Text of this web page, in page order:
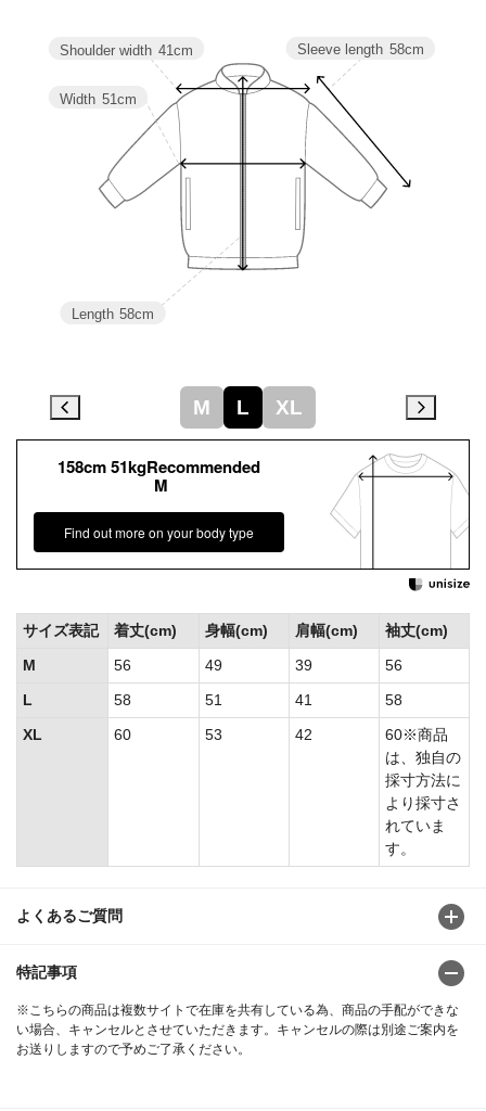
よくあるご質問
特記事項
※こちらの商品は複数サイトで在庫を共有している為、商品の手配ができな
い場合、キャンセルとさせていただきます。キャンセルの際は別途ご案内を
お送りしますので予めご了承ください。
サイズ表記 着丈(cm) 身幅(cm) 肩幅(cm)
袖丈(cm)
M
56 49 39
56
L
58 51 41
58
XL
60 53 42
60※商品
は、独自の
採寸方法に
より採寸さ
れていま
す。
158cm 51kgRecommended
M
Find out more on your body type
Sleeve length 58cm
Length 58cm
Width 51cm
Shoulder width 41cm
M L XL